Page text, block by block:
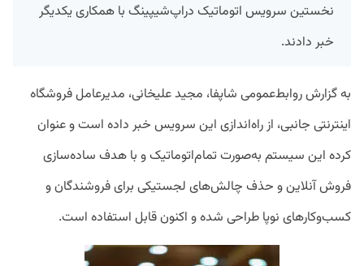
نخستین سرویس اتوماتیک دراپ‌شیپینگ با همکاری یکدیگر
خبر دادند.
به گزارش روابط‌عمومی شاپفا، مجید علیخانی، مدیرعامل فروشگاه
اینترنتی جانبی، از راه‌اندازی این سرویس خبر داده است و عنوان
کرده این سیستم به‌صورت تمام‌اتوماتیک و با هدف ساده‌سازی
فروش آنلاین و حذف چالش‌های لجستیکی برای فروشندگان و
کسب‌وکارهای نوپا طراحی شده و اکنون قابل استفاده است.